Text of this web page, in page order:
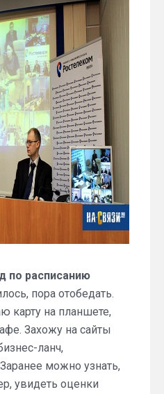
по расписанию
пора отобедать.
карту на планшете,
Захожу на сайты
ланч,
можно узнать,
увидеть оценки